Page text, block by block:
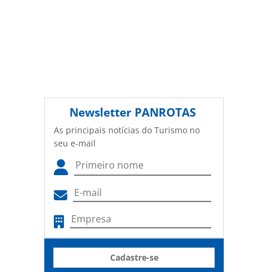
Newsletter PANROTAS
As principais notícias do Turismo no
seu e-mail
Cadastre-se